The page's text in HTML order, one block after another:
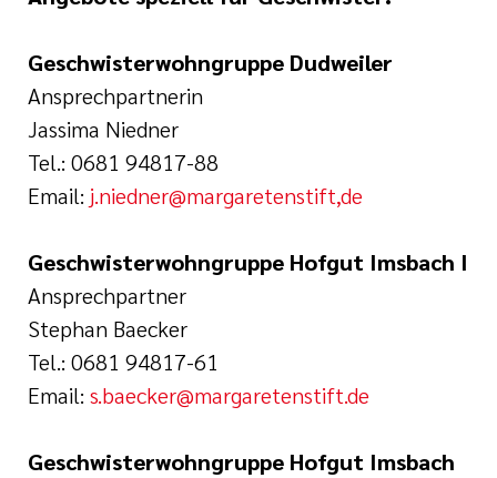
Geschwisterwohngruppe Dudweiler
Ansprechpartnerin
Jassima Niedner
Tel.: 0681 94817-88
Email: j.niedner@margaretenstift,de
Geschwisterwohngruppe Hofgut Imsbach I
Ansprechpartner
Stephan Baecker
Tel.: 0681 94817-61
Email: s.baecker@margaretenstift.de
Geschwisterwohngruppe Hofgut Imsbach